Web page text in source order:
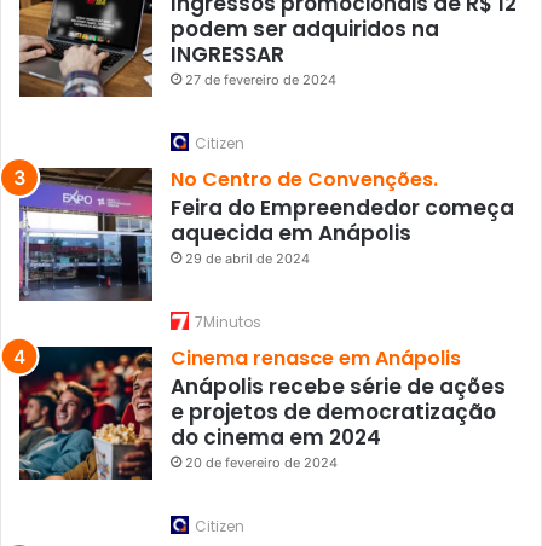
podem ser adquiridos na
INGRESSAR
27 de fevereiro de 2024
Citizen
No Centro de Convenções.
Feira do Empreendedor começa
aquecida em Anápolis
29 de abril de 2024
7Minutos
Cinema renasce em Anápolis
Anápolis recebe série de ações
e projetos de democratização
do cinema em 2024
20 de fevereiro de 2024
Citizen